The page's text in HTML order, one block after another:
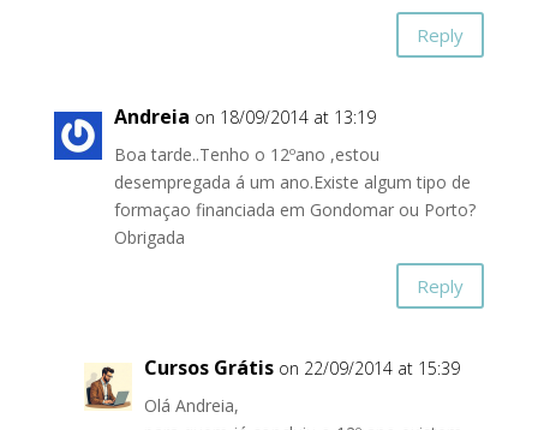
Reply
Andreia on 18/09/2014 at 13:19
Boa tarde..Tenho o 12ºano ,estou
desempregada á um ano.Existe algum tipo de
formaçao financiada em Gondomar ou Porto?
Obrigada
Reply
Cursos Grátis on 22/09/2014 at 15:39
Olá Andreia,